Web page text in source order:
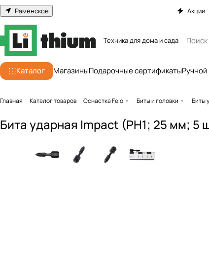
Раменское Акции
Техника для дома и сада
Каталог МагазиныПодарочные сертификаты
Главная Каталог товаров Оснастка Felo Биты и головки Биты
Бита ударная Impact (PH1; 25 мм; 5